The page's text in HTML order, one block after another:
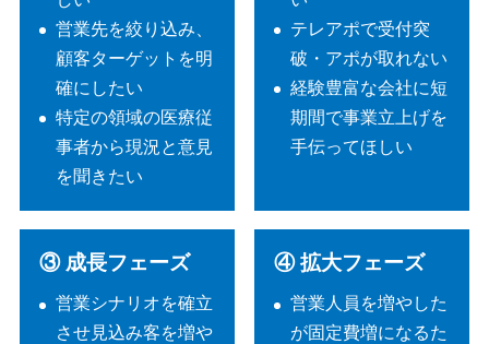
営業先を絞り込み、
顧客ターゲットを明
確にしたい
特定の領域の医療従
事者から現況と意見
を聞きたい
テレアポで受付突
破・アポが取れない
経験豊富な会社に短
期間で事業立上げを
手伝ってほしい
③ 成長フェーズ
営業シナリオを確立
させ見込み客を増や
④ 拡大フェーズ
営業人員を増やした
が固定費増になるた